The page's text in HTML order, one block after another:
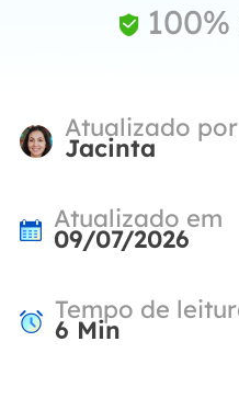

Atualizado por
Jacinta
Atualizado em
09/07/2026
Tempo de
6 Min